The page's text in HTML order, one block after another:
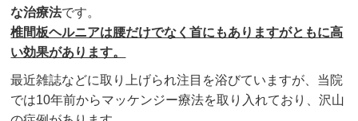
な治療法です。
椎間板ヘルニアは腰だけでなく首にもありますがともに高
い効果があります。
最近雑誌などに取り上げられ注目を浴びていますが、当院
では10年前からマッケンジー療法を取り入れており、沢山